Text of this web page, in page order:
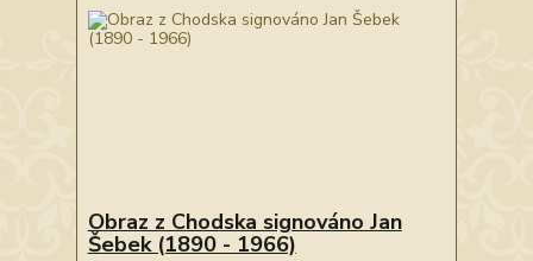
Obraz z Chodska signováno Jan
Šebek (1890 - 1966)